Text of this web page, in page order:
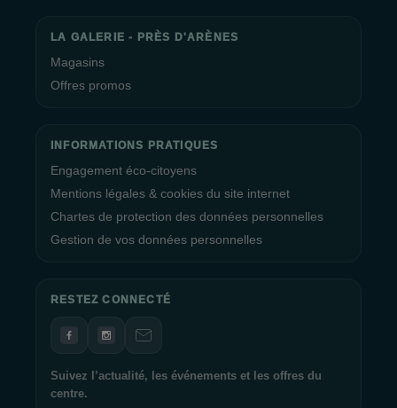
LA GALERIE - PRÈS D'ARÈNES
Magasins
Offres promos
INFORMATIONS PRATIQUES
Engagement éco-citoyens
Mentions légales & cookies du site internet
Chartes de protection des données personnelles
Gestion de vos données personnelles
RESTEZ CONNECTÉ
Suivez l’actualité, les événements et les offres du
centre.